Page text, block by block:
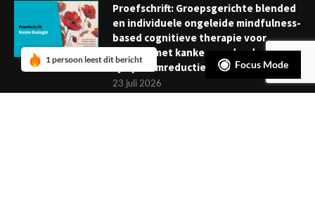
Proefschrift: Groepsgerichte blended
en individuele ongeleide mindfulness-
based cognitieve therapie voor
mensen met kanker: verder dan
symptoomreductie
23 juli 2026
Focus Mode
1 persoon leest dit bericht